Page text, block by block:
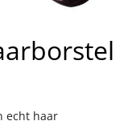
echt haar